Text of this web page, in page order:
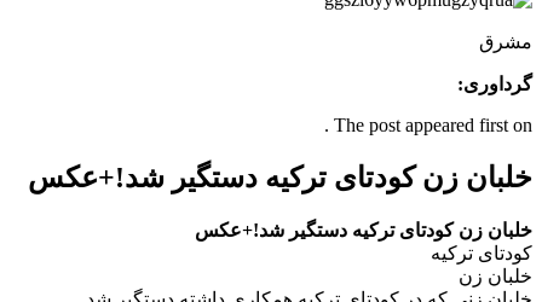
مشرق
گرداوری:
The post appeared first on .
خلبان زن کودتای ترکیه دستگیر شد!+عکس
خلبان زن کودتای ترکیه دستگیر شد!+عکس
کودتای ترکیه
خلبان زن